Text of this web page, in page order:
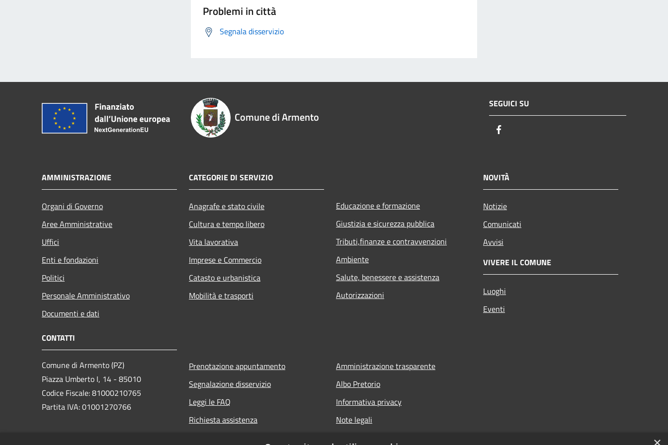
Problemi in città
Segnala disservizio
Comune di Armento
SEGUICI SU
AMMINISTRAZIONE
Organi di Governo
Aree Amministrative
Uffici
Enti e fondazioni
Politici
Personale Amministrativo
Documenti e dati
CATEGORIE DI SERVIZIO
Anagrafe e stato civile
Cultura e tempo libero
Vita lavorativa
Imprese e Commercio
Catasto e urbanistica
Mobilità e trasporti
Educazione e formazione
Giustizia e sicurezza pubblica
Tributi,finanze e contravvenzioni
Ambiente
Salute, benessere e assistenza
Autorizzazioni
NOVITÀ
Notizie
Comunicati
Avvisi
VIVERE IL COMUNE
Luoghi
Eventi
CONTATTI
Comune di Armento (PZ)
Piazza Umberto I, 14 - 85010
Codice Fiscale: 81000210765
Partita IVA: 01001270766
Prenotazione appuntamento
Segnalazione disservizio
Leggi le FAQ
Richiesta assistenza
Amministrazione trasparente
Albo Pretorio
Informativa privacy
Note legali